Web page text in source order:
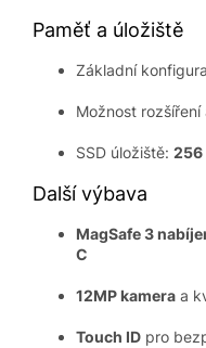
Paměť a úložiště
Základní
Možnost rozšíření
SSD úložiště: 256
Další výbava
MagSafe 3
C
12MP kamera a
Touch ID pro